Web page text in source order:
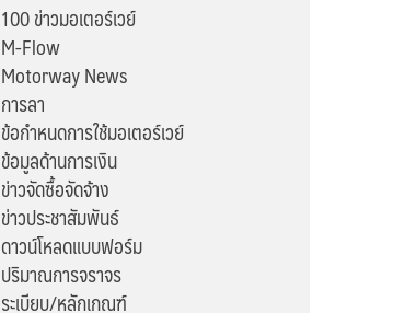
100 ข่าวมอเตอร์เวย์
M-Flow
Motorway News
การลา
ข้อกำหนดการใช้มอเตอร์เวย์
ข้อมูลด้านการเงิน
ข่าวจัดซื้อจัดจ้าง
ข่าวประชาสัมพันธ์
ดาวน์โหลดแบบฟอร์ม
ปริมาณการจราจร
ระเบียบ/หลักเกณฑ์